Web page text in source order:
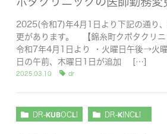
2025(令和7)年4月1日より下記の通り
更があります。 【錦糸町クボタクリ
令和7年4月1日より ・火曜日午後→火
日の午前、木曜日1日が追加 […]
2025.03.10 dr
DR-KUBOCLI DR-KINCLI